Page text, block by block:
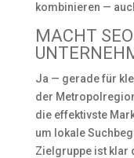
kombinieren —
MACHT
Ja — gerade für
der
die effektivste
um lokale
Zielgruppe ist klar